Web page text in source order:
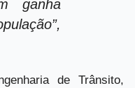
ganha
de Trânsito,